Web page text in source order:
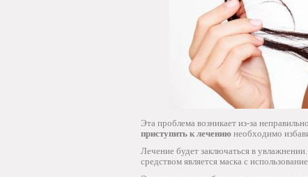
Эта проблема возникает из-за
приступить к лечению необходимо
Лечение будет заключаться в
средством является маска с